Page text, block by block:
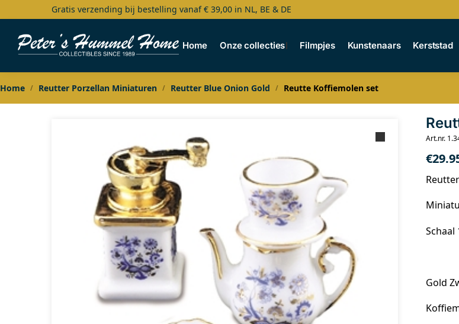
Gratis verzending bij bestelling vanaf € 39,00 in NL, BE & DE
Home Onze collecties Filmpjes Kunstenaars Kerststad
Search
Home / Reutter Porzellan Miniaturen / Reutter Blue Onion Gold / Reutte Koffiemolen set
Art.nr.
€
Schaal
Gold